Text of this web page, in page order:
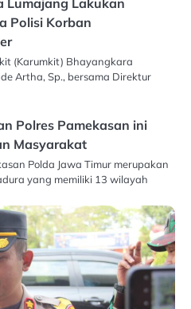
Lumajang Lakukan
Polisi Korban
(Karumkit) Bhayangkara
Artha, Sp., bersama Direktur
Polres Pamekasan ini
Masyarakat
Polda Jawa Timur merupakan
yang memiliki 13 wilayah